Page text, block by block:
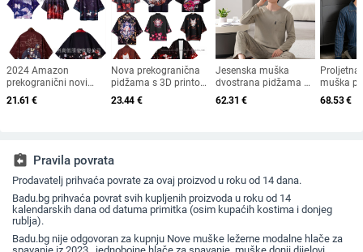
2024 Amazon
prekogranični novi
japanski crtani film,
3D printani kimono za
ljeto
21.61 €
Nova prekogranična
pidžama s 3D printom,
kimono u japanskom
stilu Fox Series,
23.44 €
Jesenska muška
dvostrana pidžama od
čistog pamuka u
korejskom stilu,
odijelo
62.31 €
Proljetna
muška
reverom,
68.53€
assignment_return Pravila povrata
Prodavatelj prihvaća povrate za ovaj proizvod u roku od 14 dana.
Badu.bg prihvaća povrat svih kupljenih proizvoda u roku od 14
kalendarskih dana od datuma primitka (osim kupaćih kostima i donjeg
rublja).
Badu.bg nije odgovoran za kupnju Nove muške ležerne modalne hlače za